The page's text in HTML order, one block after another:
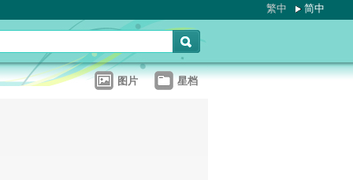
繁中 简中
图片 星档